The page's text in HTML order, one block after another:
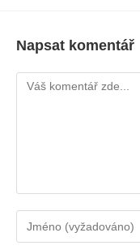
Napsat komentář